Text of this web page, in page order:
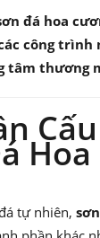
đá hoa
công trình
tâm thương
Hoa
tự nhiên,